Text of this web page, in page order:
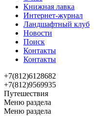
Книжная лавка
Интернет-журнал
Ландшафтный клуб
Новости
Поиск
Контакты
Контакты
+7(812)6128682
+7(812)9569935
Путешествия
Меню раздела
Меню раздела